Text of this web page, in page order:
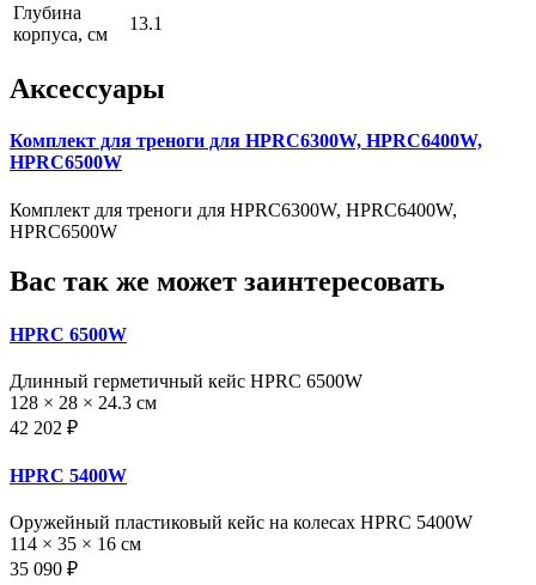
Глубина
корпуса, см
13.1
Аксессуары
Комплект для треноги для HPRC6300W, HPRC6400W,
HPRC6500W
Комплект для треноги для HPRC6300W, HPRC6400W,
HPRC6500W
Вас так же может заинтересовать
HPRC 6500W
Длинный герметичный кейс HPRC 6500W
128 × 28 × 24.3 см
42 202 ₽
HPRC 5400W
Оружейный пластиковый кейс на колесах HPRC 5400W
114 × 35 × 16 см
35 090 ₽